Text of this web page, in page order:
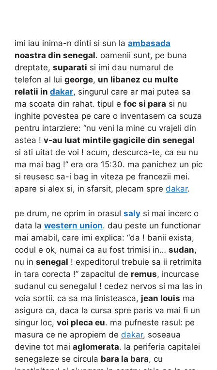
imi iau inima-n dinti si sun la ambasada
noastra din senegal. oamenii sunt, pe buna
dreptate, suparati si imi dau numarul de
telefon al lui george, un libanez cu multe
relatii in dakar, singurul care ar mai putea sa
ma scoata din rahat. tipul e foc si para si nu
inghite povestea pe care o inventasem ca scuza
pentru intarziere: “nu veni la mine cu vrajeli din
astea ! v-au luat mintile gagicile din senegal
si ati uitat de voi ! acum, descurca-te, ca eu nu
ma mai bag !” era ora 15:30. ma panichez un pic
si reusesc sa-i bag in viteza pe francezii mei.
apare si alex si, in sfarsit, plecam spre dakar.
pe drum, ne oprim in orasul saly si mai incerc o
data la western union. dau peste un functionar
mai amabil, care imi explica: “da ! banii exista,
codul e ok, numai ca au fost trimisi in… sudan,
nu in senegal ! expeditorul trebuie sa ii retrimita
in tara corecta !” zapacitul de remus, incurcase
sudanul cu senegalul ! cedez nervos si ma las in
voia sortii. ca sa ma linisteasca, jean louis ma
asigura ca, daca la cursa spre paris va mai fi un
singur loc, voi pleca eu. ma pufneste rasul: pe
masura ce ne apropiem de dakar, soseaua
devine tot mai aglomerata. la periferia capitalei
senegaleze se circula bara la bara, cu